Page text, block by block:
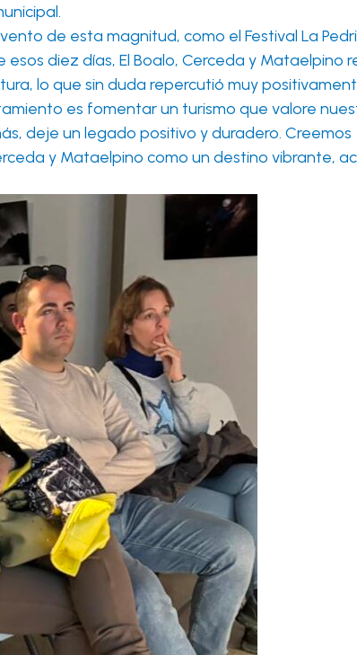
de esta magnitud, como el Festival La
diez días, El Boalo, Cerceda y Mataelpino
lo que sin duda repercutió muy
es fomentar un turismo que valore
deje un legado positivo y duradero. Creemos
y Mataelpino como un destino vibrante,